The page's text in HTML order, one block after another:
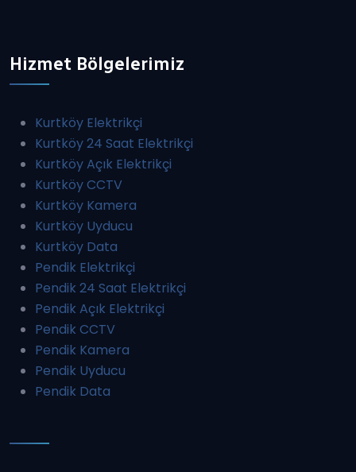
Hizmet Bölgelerimiz
Kurtköy Elektrikçi
Kurtköy 24 Saat Elektrikçi
Kurtköy Açık Elektrikçi
Kurtköy CCTV
Kurtköy Kamera
Kurtköy Uyducu
Kurtköy Data
Pendik Elektrikçi
Pendik 24 Saat Elektrikçi
Pendik Açık Elektrikçi
Pendik CCTV
Pendik Kamera
Pendik Uyducu
Pendik Data